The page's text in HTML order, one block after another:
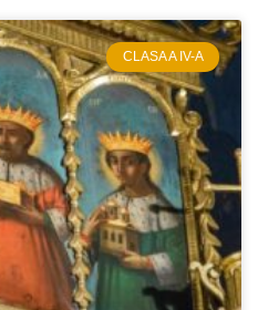
CLASA A IV-A